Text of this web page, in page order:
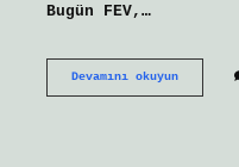
Bugün FEV,…
Devamını okuyunFevr